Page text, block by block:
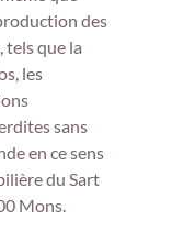
des
que la
les
sans
en ce sens
du Sart
Mons.